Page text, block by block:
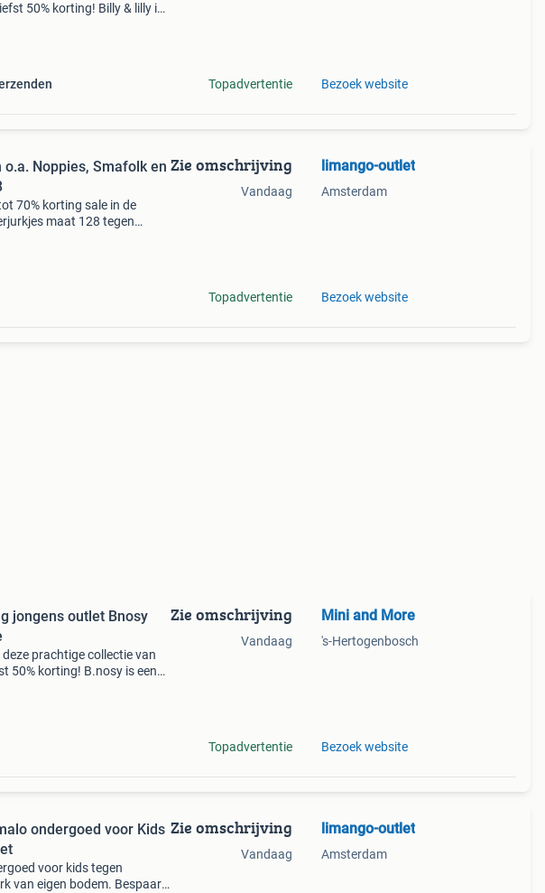
50% korting! Billy & lilly is
Topadvertentie Bezoek website
o.a. Noppies, Smafolk en
70% korting sale in de
maat 128 tegen
Zie omschrijving
Vandaag
Topadvertentie
limango-outlet
Amsterdam
Bezoek website
jongens outlet Bnosy
prachtige collectie van
50% korting! B.nosy is een
Zie omschrijving
Vandaag
Topadvertentie
Mini and More
's-Hertogenbosch
Bezoek website
ondergoed voor Kids
voor kids tegen
van eigen bodem. Bespaar
Zie omschrijving
Vandaag
limango-outlet
Amsterdam